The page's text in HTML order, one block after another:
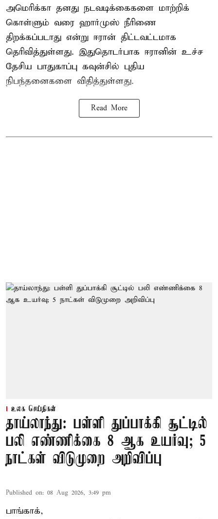
அமெரிக்கா தனது நடவடிக்கைகளை மாற்றிக்
கொள்ளும் வரை ஹார்முஸ் நீரிணை
திறக்கப்படாது என்று ஈரான் திட்டவட்டமாக
தெரிவித்துள்ளது. இதுதொடர்பாக ஈரானின் உச்ச
தேசிய பாதுகாப்பு கவுன்சில் புதிய
நிபந்தனைகளை விதித்துள்ளது.
Read More
உலக செய்திகள்
தாய்லாந்து: பள்ளி துப்பாக்கி சூட்டில்
பலி எண்ணிக்கை 8 ஆக உயர்வு; 5
நாட்கள் விடுமுறை அறிவிப்பு
Published on: 08 Aug 2026, 3:49 pm
பாங்காக்,